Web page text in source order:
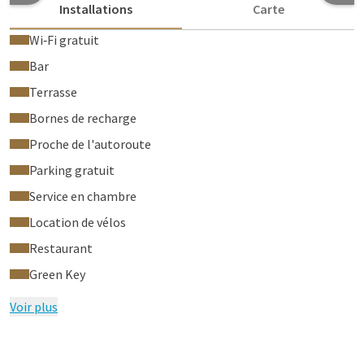
Installations
Carte
Wi‑Fi gratuit
Bar
Terrasse
Bornes de recharge
Proche de l'autoroute
Parking gratuit
Service en chambre
Location de vélos
Restaurant
Green Key
Voir plus